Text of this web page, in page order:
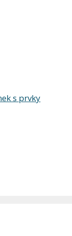
s prvky